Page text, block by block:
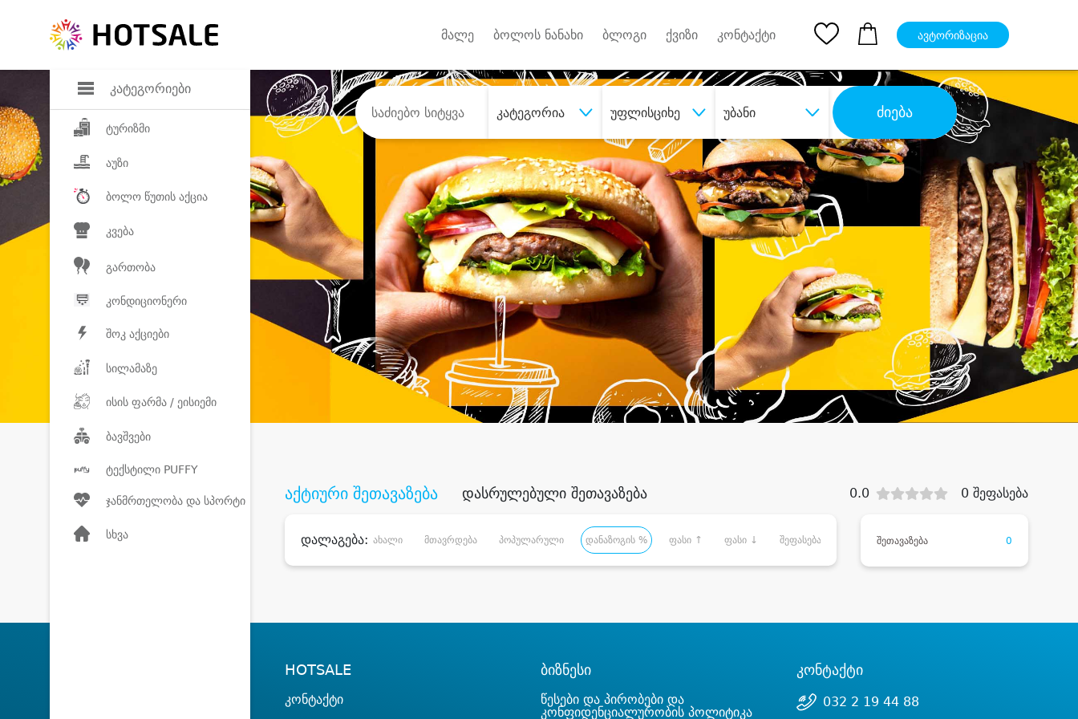
კატეგორიები
ტურიზმი
აუზი
ბოლო წუთის აქცია
კვება
გართობა
კონდიციონერი
შოკ აქციები
სილამაზე
ისის ფარმა / ეისიემი
ბავშვები
ტექსტილი PUFFY
ჯანმრთელობა და სპორტი
სხვა
მალე ბოლოს ნანახი ბლოგი ქვიზი კონტაქტი ავტორიზაცია
კატეგორია უფლისციხე უბანი ძიება
შეიძინესასურველი მომსახურებადიდი დანაზოგით
აქტიური შეთავაზება დასრულებული შეთავაზება 0.0 0 შეფასება
დალაგება: ახალი მთავრდება პოპულარული დანაზოგის % ფასი ↑ ფასი ↓ შეფასება შეთავაზება 0
HOTSALE
კონტაქტი
ბიზნესი
წესები და პირობები და
კონფიდენციალურობის პოლიტიკა
კონტაქტი
032 2 19 44 88